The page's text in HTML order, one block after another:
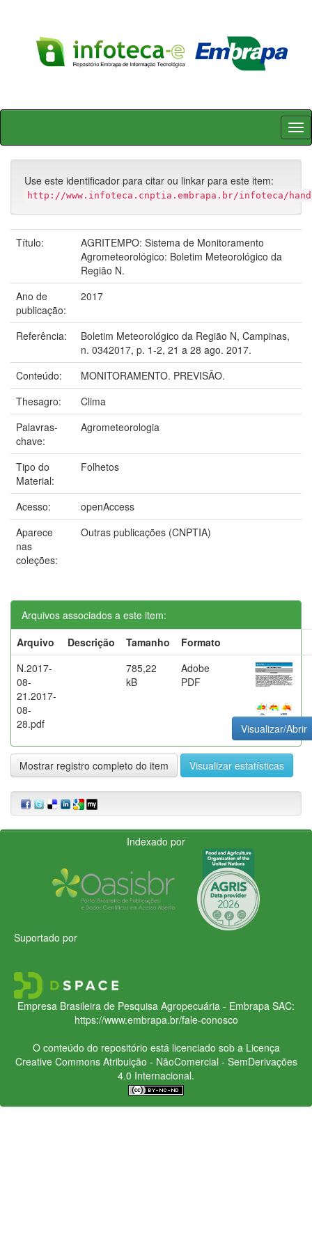
Skip
Use este identificador para citar ou linkar para este item:
http://www.infoteca.cnptia.embrapa.br/infoteca/
Título:
AGRITEMPO: Sistema de Monitoramento
Agrometeorológico: Boletim Meteorológico da
Região N.
Ano de
publicação:
2017
Referência:
Boletim Meteorológico da Região N, Campinas,
n. 0342017, p. 1-2, 21 a 28 ago. 2017.
Conteúdo:
MONITORAMENTO. PREVISÃO.
Thesagro:
Clima
Palavras-
chave:
Agrometeorologia
Tipo do
Material:
Folhetos
Acesso:
openAccess
Aparece
nas
coleções:
Outras publicações (CNPTIA)
Arquivos associados a este item:
Arquivo
Descrição Tamanho
Formato
N.2017-
08-
21.2017-
08-
28.pdf
785,22
kB
Adobe
PDF
Visualizar/Abrir
Mostrar registro completo do item Visualizar estatísticas
Indexado por
Suportado por
Empresa Brasileira de Pesquisa Agropecuária - Embrapa SAC:
https://www.embrapa.br/fale-conosco
O conteúdo do repositório está licenciado sob a Licença
Creative CommonsAtribuição - NãoComercial - SemDerivações
4.0 Internacional.